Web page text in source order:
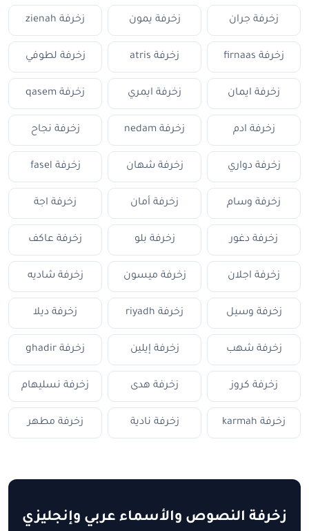
زخرفة جران زخرفة يمون زخرفة zienah
زخرفة firnaas زخرفة atris زخرفة لطوفي
زخرفة ايمان زخرفة ايمري زخرفة qasem
زخرفة ادم زخرفة nedam زخرفة نجاح
زخرفة دواري زخرفة شهان زخرفة fasel
زخرفة وسام زخرفة أمان زخرفة اجة
زخرفة دغور زخرفة بلو زخرفة عاكف
زخرفة اجلان زخرفة ميسون زخرفة شاديه
زخرفة وسيل زخرفة riyadh زخرفة ديلا
زخرفة شهب زخرفة إيلين زخرفة ghadir
زخرفة كروز زخرفة هدى زخرفة نسليهام
زخرفة karmah زخرفة نادية زخرفة مطهر
زخرفة النصوص والأسماء عربي وإنجليزي